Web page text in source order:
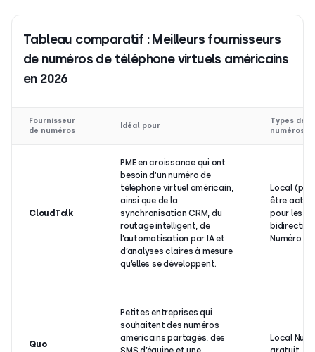
Tableau comparatif : Meilleurs fournisseurs
de numéros de téléphone virtuels américains
en 2026
Fournisseur
de numéros
Idéal pour
Types de
numéros
CloudTalk
PME en croissance qui ont
besoin d’un numéro de
téléphone virtuel américain,
ainsi que de la
synchronisation CRM, du
routage intelligent, de
l’automatisation par IA et
d’analyses claires à mesure
qu’elles se développent.
Local
être activé
pour les
Numéro
Quo
Petites entreprises qui
souhaitent des numéros
américains partagés, des
Local